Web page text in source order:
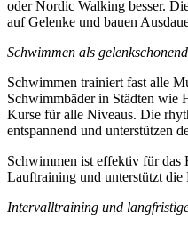
oder Nordic Walking besser.
auf Gelenke und bauen
Schwimmen als
Schwimmen trainiert fast alle
Schwimmbäder in Städten wie
Kurse für alle Niveaus. Die
entspannend und unterstützen
Schwimmen ist effektiv für das
Lauftraining und unterstützt die
Intervalltraining und